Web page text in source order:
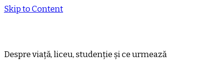
Skip to Content
Despre viață, liceu, studenție și ce urmează